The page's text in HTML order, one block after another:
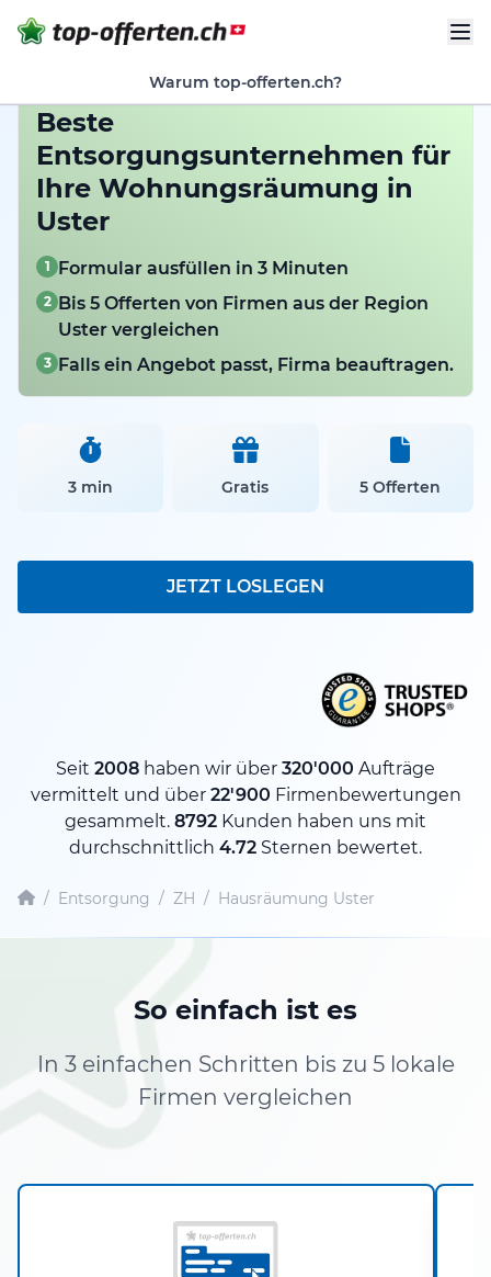
Warum top-offerten.ch?
Beste
Entsorgungsunternehmen für
Ihre Wohnungsräumung in
Uster
1 Formular ausfüllen in 3 Minuten
2 Bis 5 Offerten von Firmen aus der Region
Uster vergleichen
3 Falls ein Angebot passt, Firma beauftragen.
3 min Gratis 5 Offerten
JETZT LOSLEGEN
Seit 2008 haben wir über 320'000 Aufträge
vermittelt und über 22'900 Firmenbewertungen
gesammelt. 8792 Kunden haben uns mit
durchschnittlich 4.72 Sternen bewertet.
/ Entsorgung / ZH / Hausräumung Uster
So einfach ist es
In 3 einfachen Schritten bis zu 5 lokale
Firmen vergleichen